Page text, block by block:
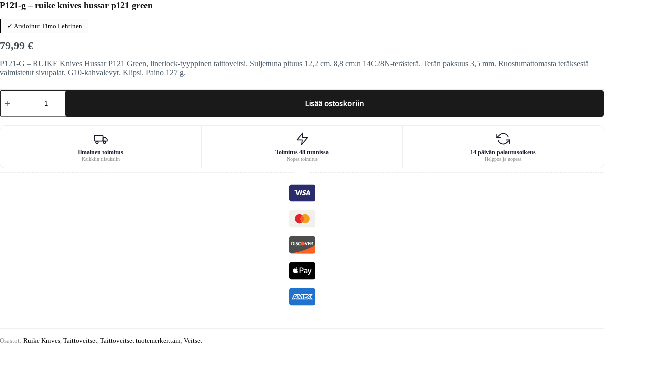
P121-g – ruike knives hussar p121 green
✓ Arvioinut Timo Lehtinen
79,99 €
P121-G – RUIKE Knives Hussar P121 Green, linerlock-tyyppinen taittoveitsi. Suljettuna pituus 12,2 cm. 8,8 cm:n 14C28N-terästerä. Terän paksuus 3,5 mm. Ruostumattomasta teräksestä
valmistetut sivupalat. G10-kahvalevyt. Klipsi. Paino 127 g.
P121-
ruike
Lisää ostoskoriin
Ilmainen toimitus
Kaikkiin tilauksiin
Toimitus 48 tunnissa
Nopea toimitus
14 päivän palautusoikeus
Helppoa ja nopeaa
Osastot: Ruike Knives Taittoveitset Taittoveitset tuotemerkeittäin Veitset